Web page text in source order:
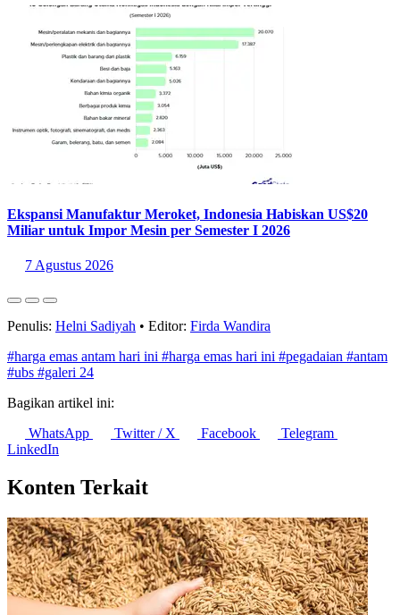
Ekspansi Manufaktur Meroket, Indonesia Habiskan US$20
Miliar untuk Impor Mesin per Semester I 2026
7 Agustus 2026
Penulis: Helni Sadiyah • Editor: Firda Wandira
#harga emas antam hari ini #harga emas hari ini #pegadaian #antam
#ubs #galeri 24
Bagikan artikel ini:
WhatsApp
Twitter / X Facebook
Telegram
LinkedIn
Konten Terkait